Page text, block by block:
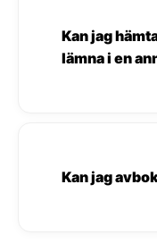
Kan jag
lämna i en
Kan jag